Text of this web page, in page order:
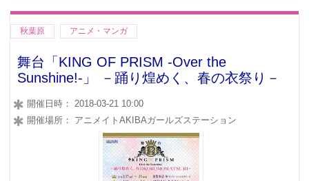
秋葉原 アニメ・マンガ
舞台「KING OF PRISM -Over the
Sunshine!-」 －踊り煌めく、春の衣祭り－
開催日時： 2018-03-21 10:00
開催場所： アニメイトAKIBAガールズステーション